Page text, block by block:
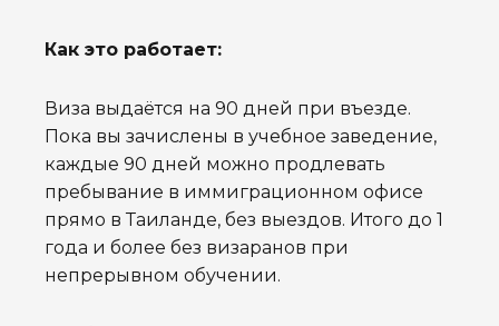
Как это работает:
Виза выдаётся на 90 дней при въезде.
Пока вы зачислены в учебное заведение,
каждые 90 дней можно продлевать
пребывание в иммиграционном офисе
прямо в Таиланде, без выездов. Итого до 1
года и более без визаранов при
непрерывном обучении.